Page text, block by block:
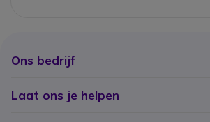
Ons bedrijf
Laat ons je helpen